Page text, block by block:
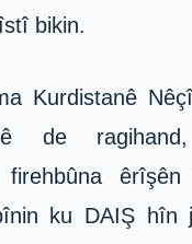
bikin.
Kurdistanê
de ragihand,
firehbûna
ku DAIŞ hîn